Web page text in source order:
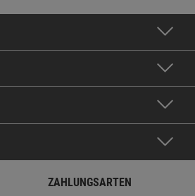
ZAHLUNGSARTEN